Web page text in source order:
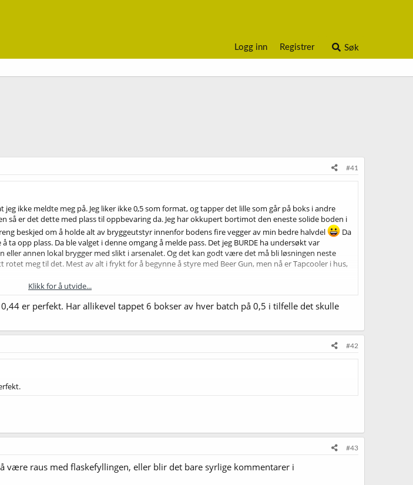
Logg inn Registrer Søk
#41
ikke meldte meg på. Jeg liker ikke 0,5 som format, og tapper det lille som går på boks i andre
så er det dette med plass til oppbevaring da. Jeg har okkupert bortimot den eneste solide boden i
beskjed om å holde alt av bryggeutstyr innenfor bodens fire vegger av min bedre halvdel
Da
ta opp plass. Da ble valget i denne omgang å melde pass. Det jeg BURDE ha undersøkt var
annen lokal brygger med slikt i arsenalet. Og det kan godt være det må bli løsningen neste
rotet meg til det. Mest av alt i frykt for å begynne å styre med Beer Gun, men nå er Tapcooler i hus,
utfordring (selv om alle utfordringer lar seg løse...
)
Klikk for å utvide...
er perfekt. Har allikevel tappet 6 bokser av hver batch på 0,5 i tilfelle det skulle
#42
#43
være raus med flaskefyllingen, eller blir det bare syrlige kommentarer i